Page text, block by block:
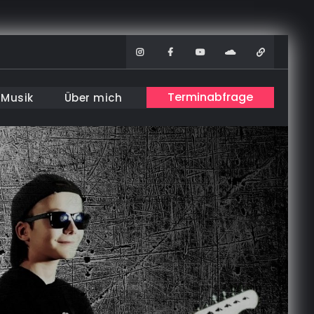
InstagramFacebook
YoutubeSoundcloud
Musik Über mich Terminabfrage